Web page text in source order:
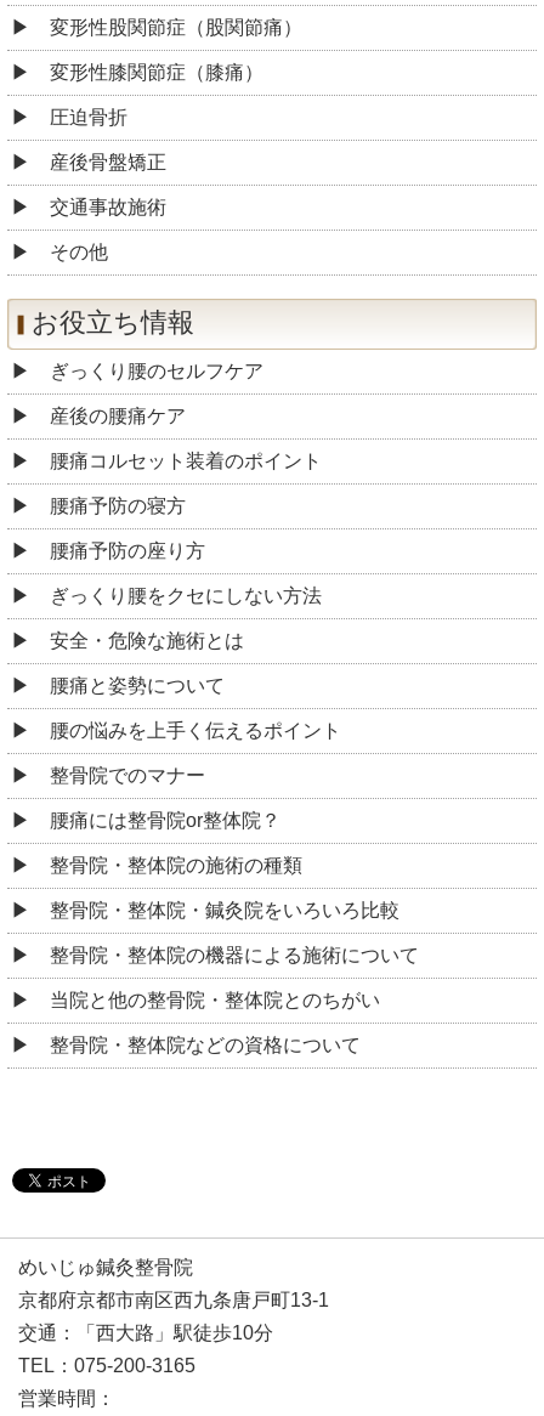
変形性股関節症（股関節痛）
変形性膝関節症（膝痛）
圧迫骨折
産後骨盤矯正
交通事故施術
その他
お役立ち情報
ぎっくり腰のセルフケア
産後の腰痛ケア
腰痛コルセット装着のポイント
腰痛予防の寝方
腰痛予防の座り方
ぎっくり腰をクセにしない方法
安全・危険な施術とは
腰痛と姿勢について
腰の悩みを上手く伝えるポイント
整骨院でのマナー
腰痛には整骨院or整体院？
整骨院・整体院の施術の種類
整骨院・整体院・鍼灸院をいろいろ比較
整骨院・整体院の機器による施術について
当院と他の整骨院・整体院とのちがい
整骨院・整体院などの資格について
めいじゅ鍼灸整骨院
京都府京都市南区西九条唐戸町13-1
交通：「西大路」駅徒歩10分
TEL：075-200-3165
営業時間：